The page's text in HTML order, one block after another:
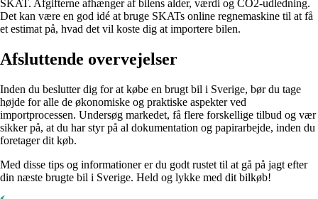
SKAT. Afgifterne afhænger af bilens alder, værdi og CO2-udledning.
Det kan være en god idé at bruge SKATs online regnemaskine til at få
et estimat på, hvad det vil koste dig at importere bilen.
Afsluttende overvejelser
Inden du beslutter dig for at købe en brugt bil i Sverige, bør du tage
højde for alle de økonomiske og praktiske aspekter ved
importprocessen. Undersøg markedet, få flere forskellige tilbud og vær
sikker på, at du har styr på al dokumentation og papirarbejde, inden du
foretager dit køb.
Med disse tips og informationer er du godt rustet til at gå på jagt efter
din næste brugte bil i Sverige. Held og lykke med dit bilkøb!